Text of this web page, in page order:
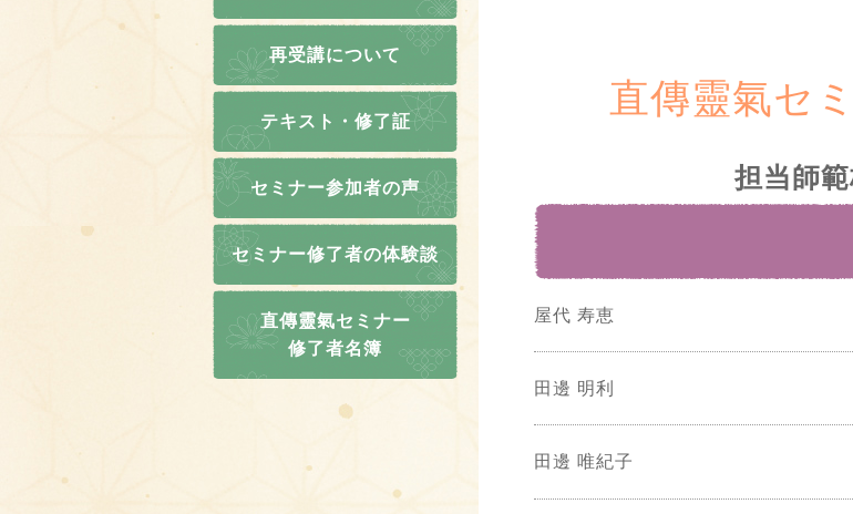
再受講について
テキスト・修了証
セミナー参加者の声
セミナー修了者の体験談
直傳靈氣セミナー
修了者名簿
直傳靈氣セ
担当師
屋代 寿恵
田邊 明利
田邊 唯紀子